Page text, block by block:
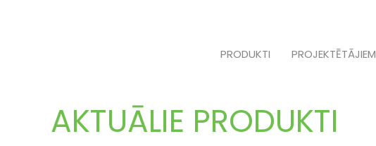
PRODUKTI PROJEKTĒTĀJIEM
AKTUĀLIE PRODUKTI